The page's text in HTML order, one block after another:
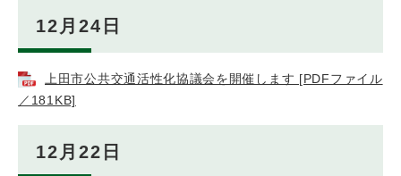
12月24日
上田市公共交通活性化協議会を開催します [PDFファイル
／181KB]
12月22日